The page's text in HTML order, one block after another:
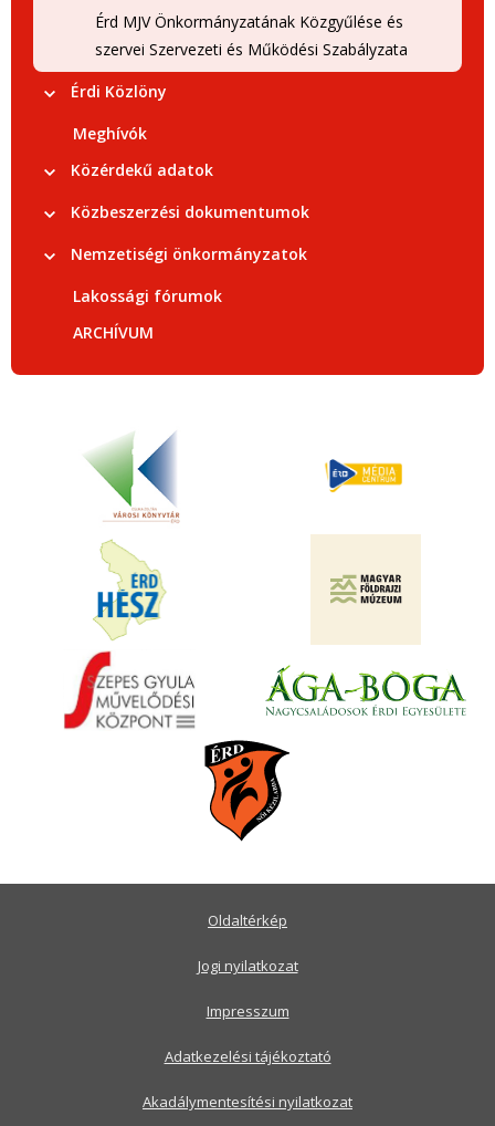
Érd MJV Önkormányzatának Közgyűlése és
szervei Szervezeti és Működési Szabályzata
Érdi Közlöny
Meghívók
Közérdekű adatok
Közbeszerzési dokumentumok
Nemzetiségi önkormányzatok
Lakossági fórumok
ARCHÍVUM
Oldaltérkép
Jogi nyilatkozat
Impresszum
Adatkezelési tájékoztató
Akadálymentesítési nyilatkozat